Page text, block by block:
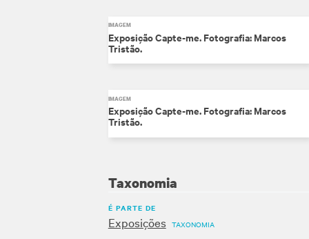
IMAGEM
Exposição Capte-me. Fotografia: Marcos
Tristão.
IMAGEM
Exposição Capte-me. Fotografia: Marcos
Tristão.
Taxonomia
É PARTE DE
Exposições TAXONOMIA